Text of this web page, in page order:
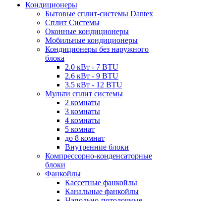
Кондиционеры
Бытовые сплит-системы Dantex
Сплит Системы
Оконные кондиционеры
Мобильные кондиционеры
Кондиционеры без наружного
блока
2.0 кВт - 7 BTU
2.6 кВт - 9 BTU
3.5 кВт - 12 BTU
Мульти сплит системы
2 комнаты
3 комнаты
4 комнаты
5 комнат
до 8 комнат
Внутренние блоки
Компрессорно-конденсаторные
блоки
Фанкойлы
Кассетные фанкойлы
Канальные фанкойлы